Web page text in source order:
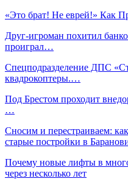
«Это брат! Не еврей!» Как
Друг-игроман похитил
проиграл…
Спецподразделение ДПС
квадрокоптеры.…
Под Брестом проходит
…
Сносим и перестраиваем:
старые постройки в
Почему новые лифты в
через несколько лет